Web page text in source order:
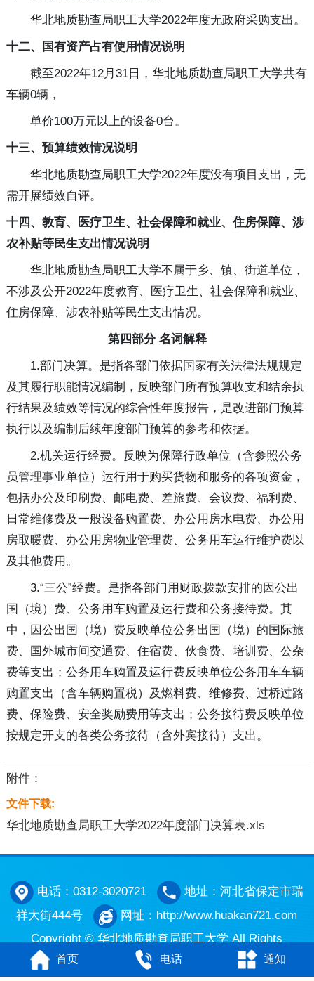
华北地质勘查局职工大学2022年度无政府采购支出。
十二、国有资产占有使用情况说明
截至2022年12月31日，华北地质勘查局职工大学共有
车辆0辆，
单价100万元以上的设备0台。
十三、预算绩效情况说明
华北地质勘查局职工大学2022年度没有项目支出，无
需开展绩效自评。
十四、教育、医疗卫生、社会保障和就业、住房保障、涉
农补贴等民生支出情况说明
华北地质勘查局职工大学不属于乡、镇、街道单位，
不涉及公开2022年度教育、医疗卫生、社会保障和就业、
住房保障、涉农补贴等民生支出情况。
第四部分 名词解释
1.部门决算。是指各部门依据国家有关法律法规规定
及其履行职能情况编制，反映部门所有预算收支和结余执
行结果及绩效等情况的综合性年度报告，是改进部门预算
执行以及编制后续年度部门预算的参考和依据。
2.机关运行经费。反映为保障行政单位（含参照公务
员管理事业单位）运行用于购买货物和服务的各项资金，
包括办公及印刷费、邮电费、差旅费、会议费、福利费、
日常维修费及一般设备购置费、办公用房水电费、办公用
房取暖费、办公用房物业管理费、公务用车运行维护费以
及其他费用。
3.“三公”经费。是指各部门用财政拨款安排的因公出
国（境）费、公务用车购置及运行费和公务接待费。其
中，因公出国（境）费反映单位公务出国（境）的国际旅
费、国外城市间交通费、住宿费、伙食费、培训费、公杂
费等支出；公务用车购置及运行费反映单位公务用车车辆
购置支出（含车辆购置税）及燃料费、维修费、过桥过路
费、保险费、安全奖励费用等支出；公务接待费反映单位
按规定开支的各类公务接待（含外宾接待）支出。
附件：
文件下载:
华北地质勘查局职工大学2022年度部门决算表.xls
电话：0312-3020721
地址：河北省保定市瑞
祥大街444号
网址：http://www.huakan721.com
Copyright © 华北地质勘查局职工大学 All Rights
Reserved
：三金网络 备案号：冀ICP备
首页 电话 通知